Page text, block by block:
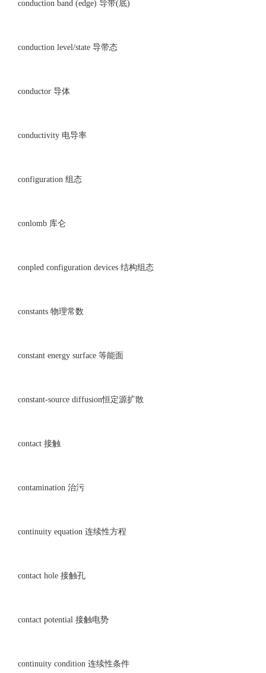
conduction band (edge) 导带(底)
conduction level/state 导带态
conductor 导体
conductivity 电导率
configuration 组态
conlomb 库仑
conpled configuration devices 结构组态
constants 物理常数
constant energy surface 等能面
constant-source diffusion恒定源扩散
contact 接触
contamination 治污
continuity equation 连续性方程
contact hole 接触孔
contact potential 接触电势
continuity condition 连续性条件